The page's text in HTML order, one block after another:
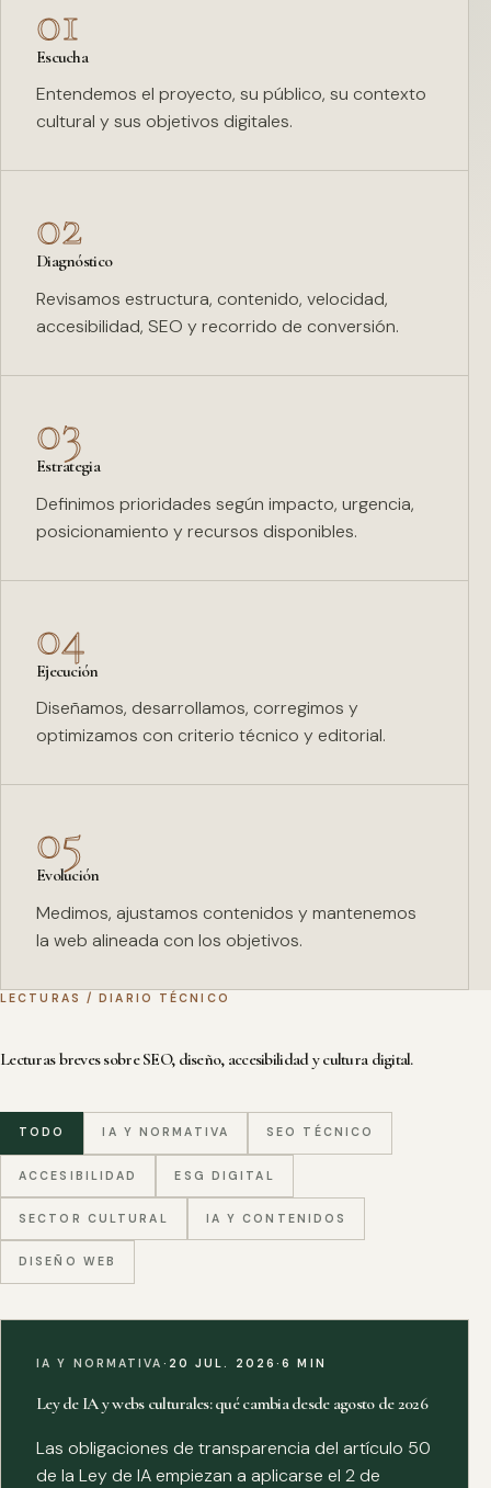
01
Escucha
Entendemos el proyecto, su público, su contexto
cultural y sus objetivos digitales.
02
Diagnóstico
Revisamos estructura, contenido, velocidad,
accesibilidad, SEO y recorrido de conversión.
03
Estrategia
Definimos prioridades según impacto, urgencia,
posicionamiento y recursos disponibles.
04
Ejecución
Diseñamos, desarrollamos, corregimos y
optimizamos con criterio técnico y editorial.
05
Evolución
Medimos, ajustamos contenidos y mantenemos
la web alineada con los objetivos.
LECTURAS / DIARIO TÉCNICO
Lecturas breves sobre SEO, diseño, accesibilidad y cultura digital.
TODO IA Y NORMATIVA SEO TÉCNICO
ACCESIBILIDAD ESG DIGITAL
SECTOR CULTURAL IA Y CONTENIDOS
DISEÑO WEB
IA Y NORMATIVA · 20 JUL. 2026·6 MIN
Ley de IA y webs culturales: qué cambia desde agosto de 2026
Las obligaciones de transparencia del artículo 50
de la Ley de IA empiezan a aplicarse el 2 de